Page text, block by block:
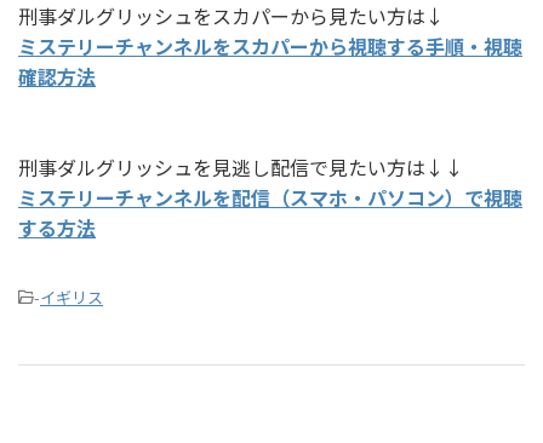
刑事ダルグリッシュをスカパーから見たい方は↓
ミステリーチャンネルをスカパーから視聴する手順・視聴
確認方法
刑事ダルグリッシュを見逃し配信で見たい方は↓↓
ミステリーチャンネルを配信（スマホ・パソコン）で視聴
する方法
-イギリス